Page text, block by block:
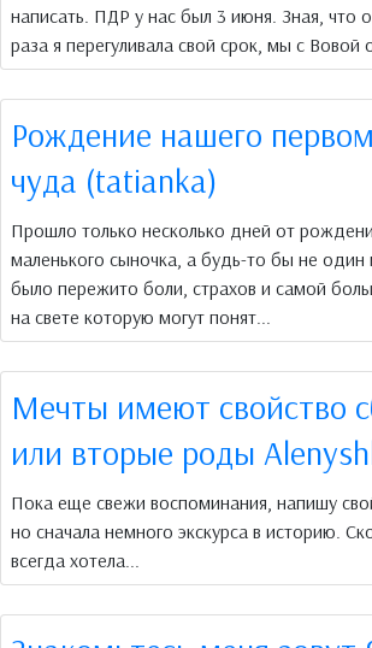
написать. ПДР у нас был 3 июня. Зная, что
раза я перегуливала свой срок, мы с Вовой
Рождение нашего
чуда (tatianka)
Прошло только несколько дней от
маленького сыночка, а будь-то бы не один
было пережито боли, страхов и самой
на свете которую могут понят...
Мечты имеют свойство
или вторые роды
Пока еще свежи воспоминания, напишу
но сначала немного экскурса в историю.
всегда хотела...